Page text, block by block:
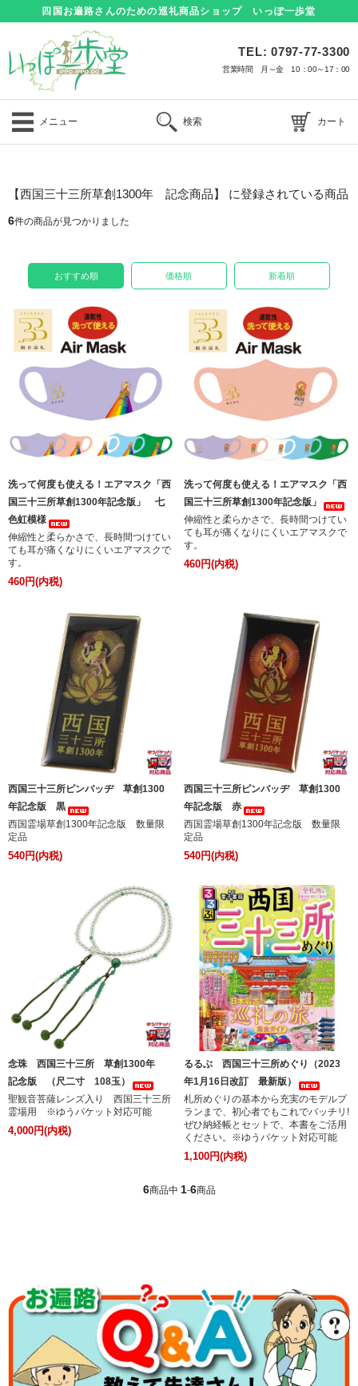
四国お遍路さんのための巡礼商品ショップ いっぽ一歩堂
TEL: 0797-77-3300
営業時間 月～金 10：00～17：00
メニュー 検索 カート
【西国三十三所草創1300年 記念商品】 に登録されている商品
6件の商品が見つかりました
おすすめ順 価格順 新着順
洗って何度も使える！エアマスク「西
国三十三所草創1300年記念版」 七
色虹模様
伸縮性と柔らかさで、長時間つけてい
ても耳が痛くなりにくいエアマスクで
す。
460円(内税)
洗って何度も使える！エアマスク「西
国三十三所草創1300年記念版」
伸縮性と柔らかさで、長時間つけてい
ても耳が痛くなりにくいエアマスクで
す。
460円(内税)
西国三十三所ピンバッヂ 草創1300
年記念版 黒
西国霊場草創1300年記念版 数量限
定品
540円(内税)
西国三十三所ピンバッヂ 草創1300
年記念版 赤
西国霊場草創1300年記念版 数量限
定品
540円(内税)
念珠 西国三十三所 草創1300年
記念版 （尺二寸 108玉）
聖観音菩薩レンズ入り 西国三十三所
霊場用 ※ゆうパケット対応可能
4,000円(内税)
るるぶ 西国三十三所めぐり（2023
年1月16日改訂 最新版）
札所めぐりの基本から充実のモデルプ
ランまで、初心者でもこれでバッチリ!
ぜひ納経帳とセットで、本書をご活用
ください。※ゆうパケット対応可能
1,100円(内税)
6商品中 1-6商品